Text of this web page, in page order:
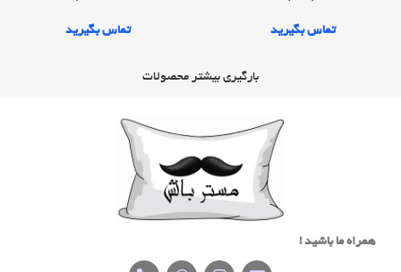
تماس بگیرید تماس بگیرید
بارگیری بیشتر محصولات
همراه ما باشید !